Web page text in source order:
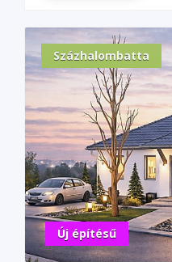
Százhalombatta
Új építésű